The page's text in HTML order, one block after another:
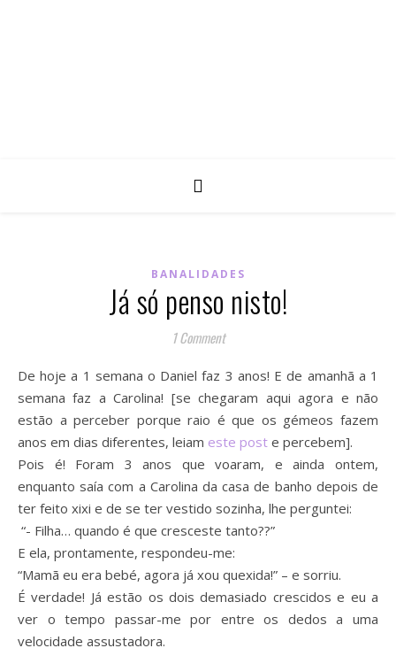
BANALIDADES
Já só penso nisto!
1 Comment
De hoje a 1 semana o Daniel faz 3 anos! E de amanhã a 1
semana faz a Carolina! [se chegaram aqui agora e não
estão a perceber porque raio é que os gémeos fazem
anos em dias diferentes, leiam este post e percebem].
Pois é! Foram 3 anos que voaram, e ainda ontem,
enquanto saía com a Carolina da casa de banho depois de
ter feito xixi e de se ter vestido sozinha, lhe perguntei:
“- Filha… quando é que cresceste tanto??”
E ela, prontamente, respondeu-me:
“Mamã eu era bebé, agora já xou quexida!” – e sorriu.
É verdade! Já estão os dois demasiado crescidos e eu a
ver o tempo passar-me por entre os dedos a uma
velocidade assustadora.